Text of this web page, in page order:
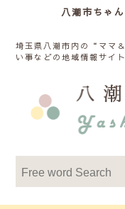
八潮市ちゃ
埼玉県八潮市内の“ママ
い事などの地域情報サイト